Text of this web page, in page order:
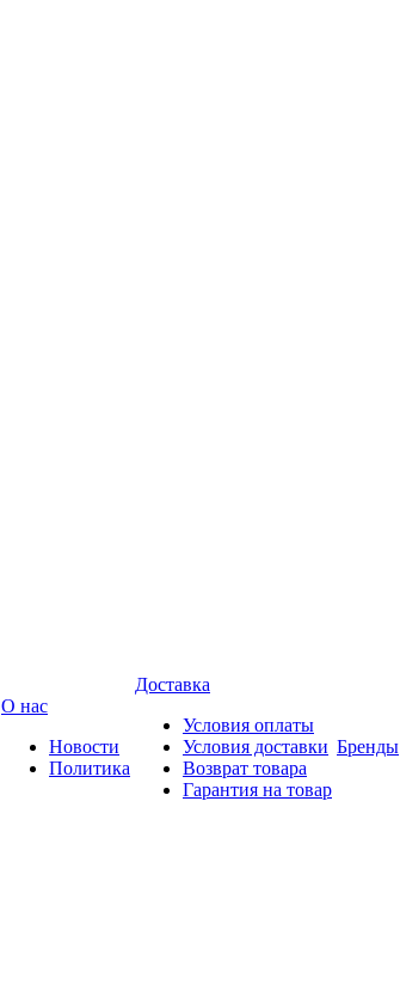
О нас
Новости
Политика
Доставка
Условия оплаты
Условия доставки
Возврат товара
Гарантия на товар
Бренды